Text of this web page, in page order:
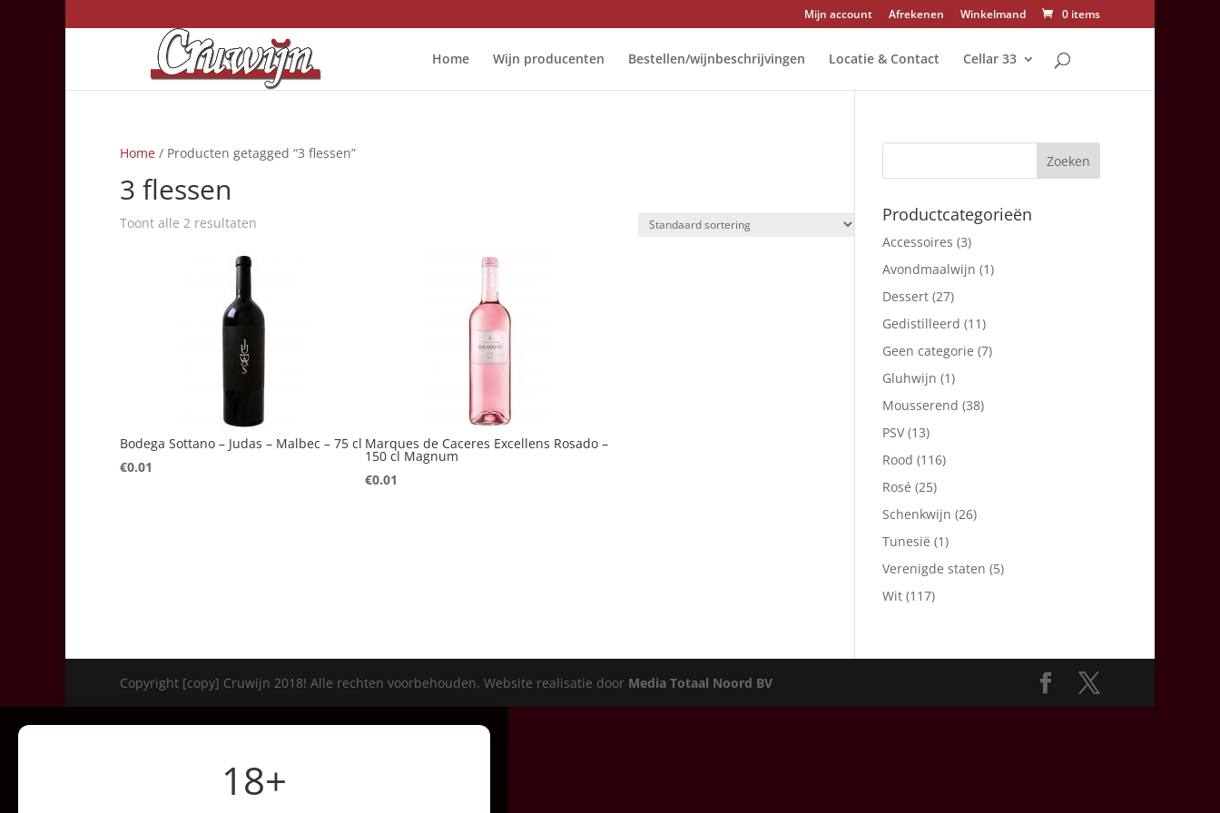
Mijn account Afrekenen Winkelmand 0 items
Home Wijn producenten Bestellen/wijnbeschrijvingen Locatie & Contact Cellar 33
Home / Producten getagged “3 flessen”
3 flessen
Toont alle 2 resultaten
Bodega Sottano – Judas – Malbec – 75 cl
€0.01
Marques de Caceres Excellens Rosado –
150 cl Magnum
€0.01
Productcategorieën
Accessoires (3)
Avondmaalwijn (1)
Dessert (27)
Gedistilleerd (11)
Geen categorie (7)
Gluhwijn (1)
Mousserend (38)
PSV (13)
Rood (116)
Rosé (25)
Schenkwijn (26)
Tunesië (1)
Verenigde staten (5)
Wit (117)
Copyright [copy] Cruwijn 2018! Alle rechten voorbehouden. Website realisatie door Media Totaal Noord BV
18+